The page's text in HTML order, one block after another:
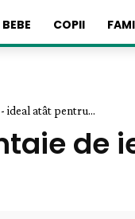
COPII
ideal atât pentru...
de